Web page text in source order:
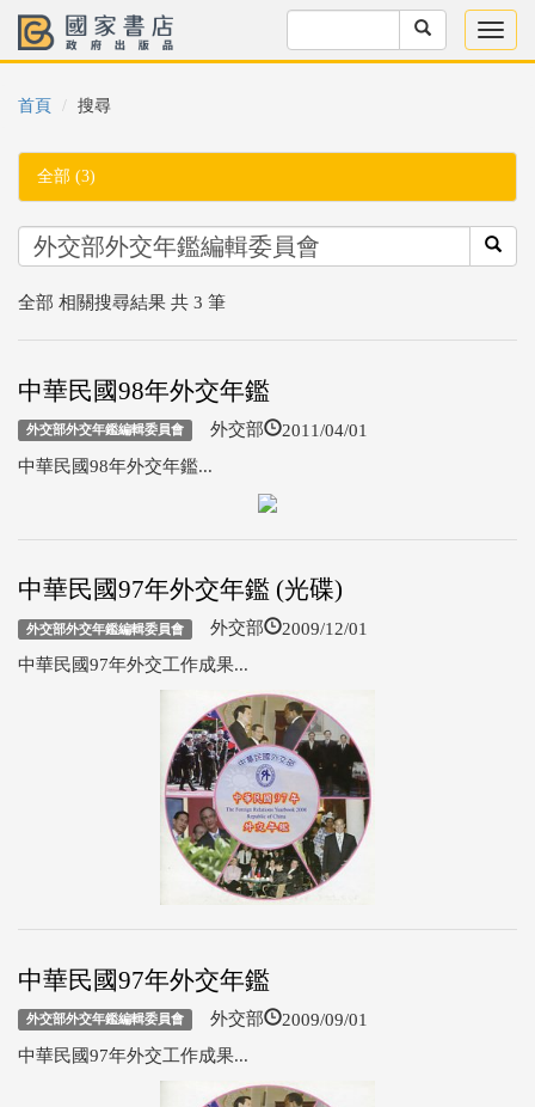
首頁 搜尋
全部 (3)
全部 相關搜尋結果 共 3 筆
中華民國98年外交年鑑
外交部外交年鑑編輯委員會 外交部 2011/04/01
中華民國98年外交年鑑...
中華民國97年外交年鑑 (光碟)
外交部外交年鑑編輯委員會 外交部 2009/12/01
中華民國97年外交工作成果...
中華民國97年外交年鑑
外交部外交年鑑編輯委員會 外交部 2009/09/01
中華民國97年外交工作成果...